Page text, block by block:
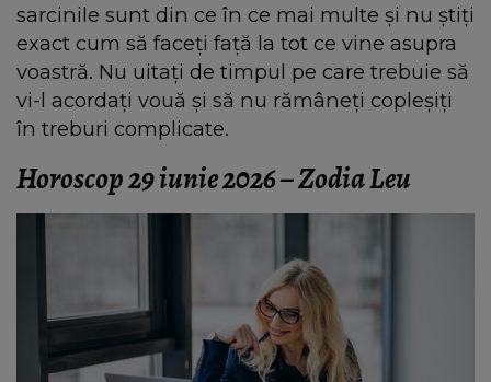
sarcinile sunt din ce în ce mai multe și nu știți
exact cum să faceți față la tot ce vine asupra
voastră. Nu uitați de timpul pe care trebuie să
vi-l acordați vouă și să nu rămâneți copleșiți
în treburi complicate.
Horoscop 29 iunie 2026 – Zodia Leu